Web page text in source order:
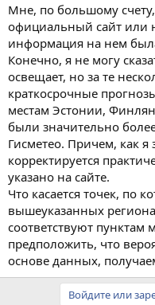
Мне, по большому
официальный сайт или
информация на нем
Конечно, я не могу
освещает, но за те
краткосрочные
местам Эстонии,
были значительно
Гисметео. Причем, как
корректируется
указано на сайте.
Что касается точек, по
вышеуказанных
соответствуют
предположить, что
основе данных,
Войдите или